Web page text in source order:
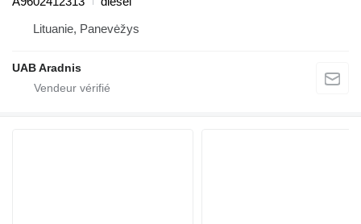
Lituanie, Panevėžys
UAB Aradnis